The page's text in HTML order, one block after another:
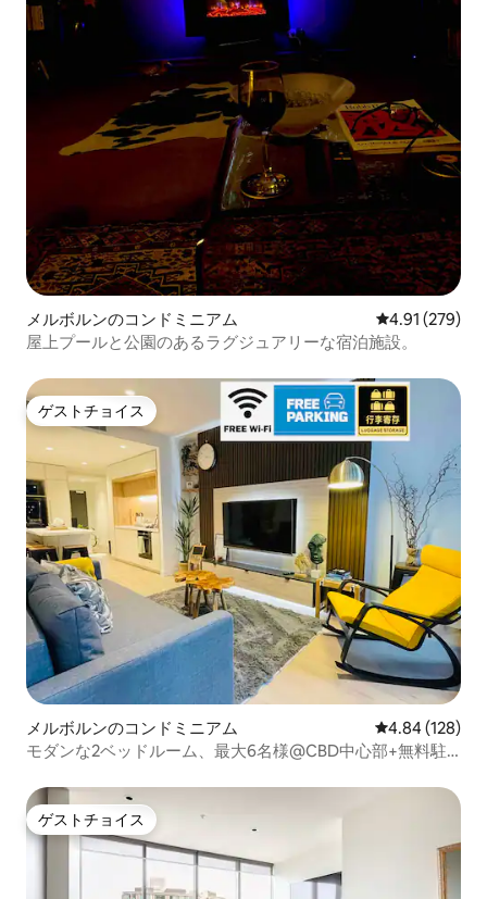
メルボルンのコンドミニアム レビュー279
4.91 (279)
屋上プールと公園のあるラグジュアリーな宿泊施設。
ゲストチョイス
ゲストチョイス
メルボルンのコンドミニアム レビュー128
4.84 (128)
モダンな2ベッドルーム、最大6名様@CBD中心部+無料駐
ゲストチョイス
ゲストチョイス